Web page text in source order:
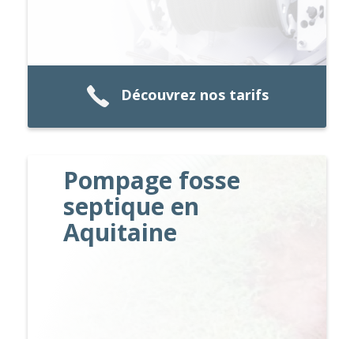
Découvrez nos tarifs
Pompage fosse
septique en
Aquitaine